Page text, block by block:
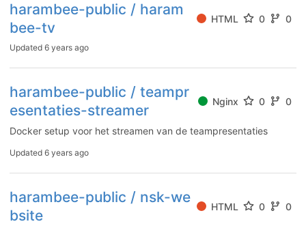
harambee-public / haram
bee-tv
HTML 0 0
Updated 6 years ago
harambee-public / teampr
esentaties-streamer
Nginx 0 0
Docker setup voor het streamen van de teampresentaties
Updated 6 years ago
harambee-public / nsk-we
bsite
HTML 0 0